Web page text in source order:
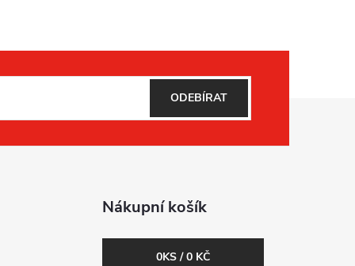
ODEBÍRAT
Nákupní košík
0KS /0 KČ